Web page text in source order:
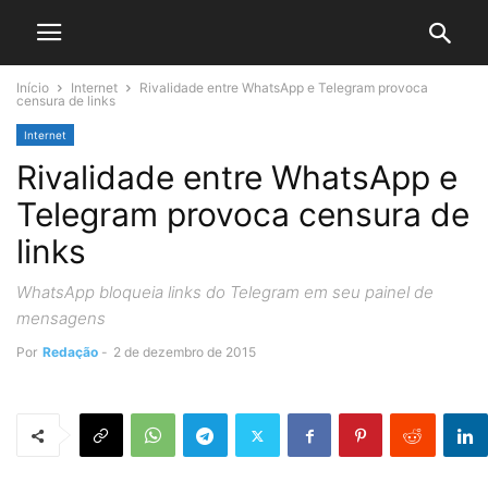
Início Internet
Rivalidade entre WhatsApp e Telegram provoca
censura de links
Internet
Rivalidade entre WhatsApp e
Telegram provoca censura de
links
WhatsApp bloqueia links do Telegram em seu painel de
mensagens
Por Redação - 2 de dezembro de 2015